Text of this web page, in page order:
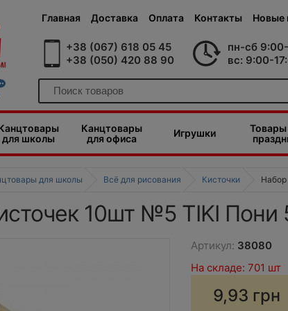
Главная Доставка Оплата Контакты Новые
+38 (067) 618 05 45
+38 (050) 420 88 90
пн-сб
вс: 9:00-
для школы
Канцтовары
для офиса
Игрушки
Товары
для школы Всё для рисования Кисточки
10шт №5 TIKI Пони
Артикул: 38080
На складе: 701 шт
9,93 грн